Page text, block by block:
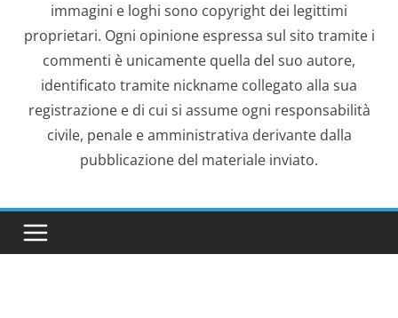
immagini e loghi sono copyright dei legittimi
proprietari. Ogni opinione espressa sul sito tramite i
commenti è unicamente quella del suo autore,
identificato tramite nickname collegato alla sua
registrazione e di cui si assume ogni responsabilità
civile, penale e amministrativa derivante dalla
pubblicazione del materiale inviato.